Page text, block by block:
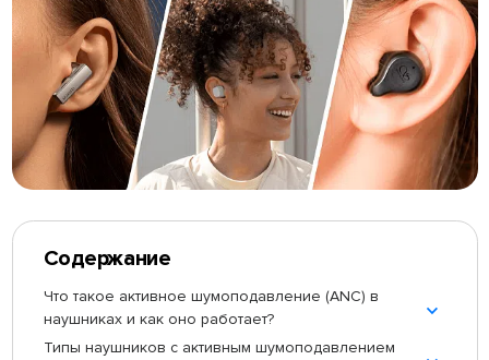
Содержание
Что такое активное шумоподавление (ANC) в
наушниках и как оно работает?
Типы наушников с активным шумоподавлением